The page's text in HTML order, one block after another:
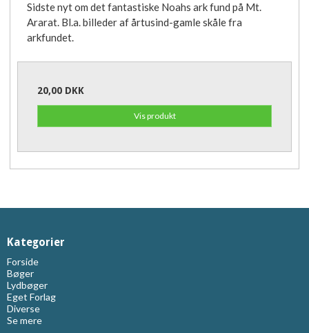
Sidste nyt om det fantastiske Noahs ark fund på Mt.
Ararat. Bl.a. billeder af årtusind-gamle skåle fra
arkfundet.
20,00 DKK
Vis produkt
Kategorier
Forside
Bøger
Lydbøger
Eget Forlag
Diverse
Se mere